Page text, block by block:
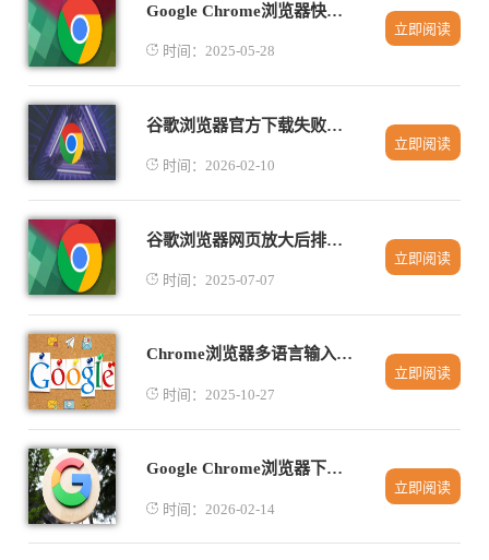
Google Chrome浏览器快捷键定制技巧及应用
时间：2025-05-28
立即阅读
谷歌浏览器官方下载失败重新获取下载地址操作
时间：2026-02-10
立即阅读
谷歌浏览器网页放大后排版混乱怎么重新布局
时间：2025-07-07
立即阅读
Chrome浏览器多语言输入法切换快捷键及设置教程
时间：2025-10-27
立即阅读
Google Chrome浏览器下载安装及自定义主题使用
时间：2026-02-14
立即阅读